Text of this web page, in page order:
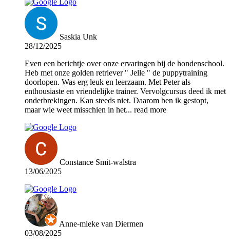
Saskia Unk
28/12/2025
Even een berichtje over onze ervaringen bij de hondenschool.
Heb met onze golden retriever " Jelle " de puppytraining
doorlopen. Was erg leuk en leerzaam. Met Peter als
enthousiaste en vriendelijke trainer. Vervolgcursus deed ik met
onderbrekingen. Kan steeds niet. Daarom ben ik gestopt,
maar wie weet misschien in het... read more
Constance Smit-walstra
13/06/2025
Anne-mieke van Diermen
03/08/2025